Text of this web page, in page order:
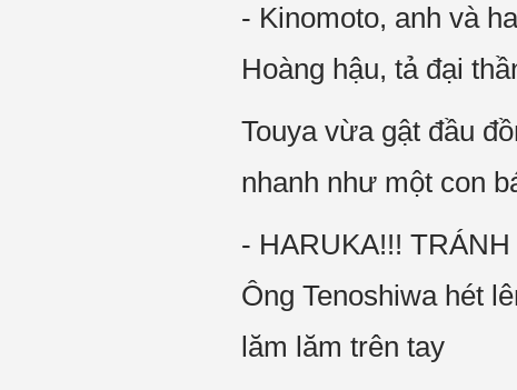
- Kinomoto, anh và
Hoàng hậu, tả đại
Touya vừa gật đầu
nhanh như một con
- HARUKA!!!
Ông Tenoshiwa hét
lăm lăm trên tay